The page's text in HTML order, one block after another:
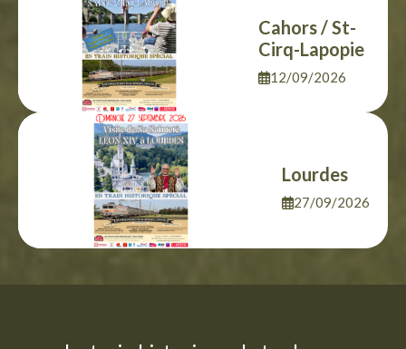
Cahors / St-
Cirq-Lapopie
12/09/2026
Lourdes
27/09/2026